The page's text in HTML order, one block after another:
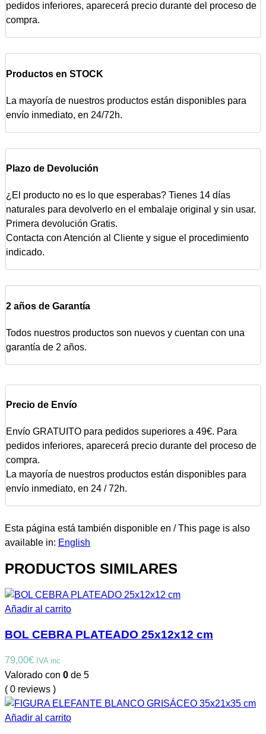
pedidos inferiores, aparecerá precio durante del proceso de
compra.
Productos en STOCK
La mayoría de nuestros productos están disponibles para
envío inmediato, en 24/72h.
Plazo de Devolución
¿El producto no es lo que esperabas? Tienes 14 días
naturales para devolverlo en el embalaje original y sin usar.
Primera devolución Gratis.
Contacta con Atención al Cliente y sigue el procedimiento
indicado.
2 años de Garantía
Todos nuestros productos son nuevos y cuentan con una
garantía de 2 años.
Precio de Envío
Envío GRATUITO para pedidos superiores a 49€. Para
pedidos inferiores, aparecerá precio durante del proceso de
compra.
La mayoría de nuestros productos están disponibles para
envío inmediato, en 24 / 72h.
Esta página está también disponible en / This page is also
available in: English
PRODUCTOS SIMILARES
Añadir al carrito
BOL CEBRA PLATEADO 25x12x12 cm
79,00€ IVA inc
Valorado con 0 de 5
( 0 reviews )
Añadir al carrito